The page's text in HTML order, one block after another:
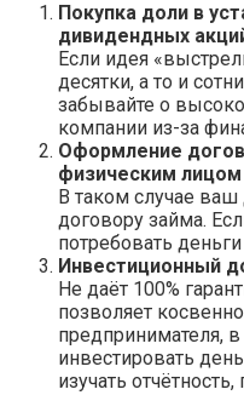
Покупка доли в
дивидендных
Если идея
десятки, а то и
забывайте о
компании из-за
Оформление
физическим лицом
В таком случае
договору займа.
потребовать
Инвестиционный
Не даёт 100%
позволяет
предпринимателя,
инвестировать
изучать